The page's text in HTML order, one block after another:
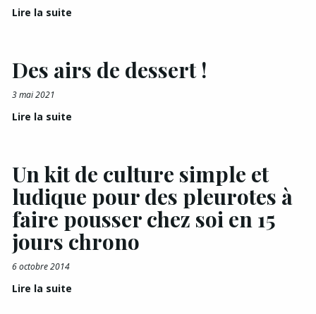
Lire la suite
Des airs de dessert !
3 mai 2021
Lire la suite
Un kit de culture simple et
ludique pour des pleurotes à
faire pousser chez soi en 15
jours chrono
6 octobre 2014
Lire la suite